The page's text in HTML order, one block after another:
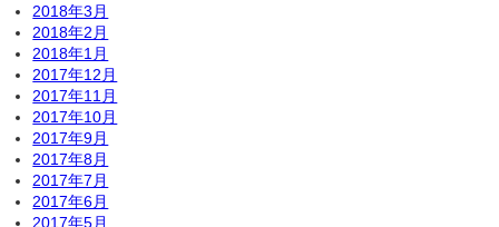
2018年3月
2018年2月
2018年1月
2017年12月
2017年11月
2017年10月
2017年9月
2017年8月
2017年7月
2017年6月
2017年5月